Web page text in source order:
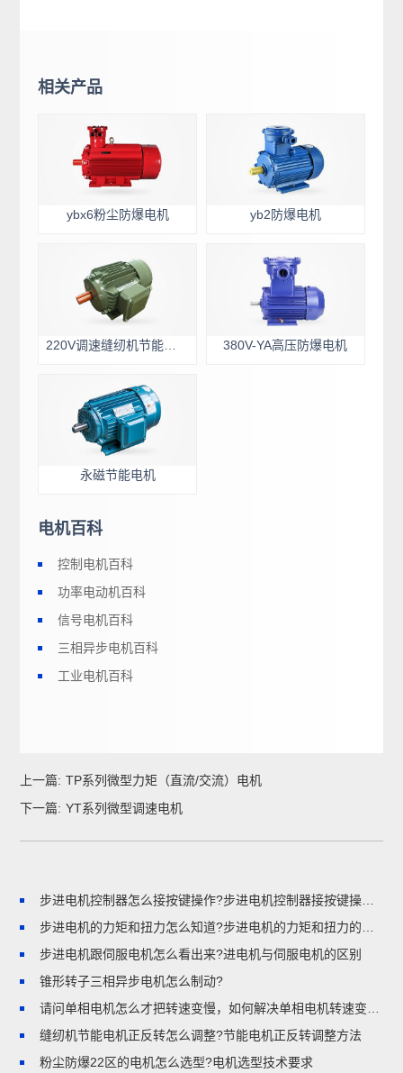
相关产品
ybx6粉尘防爆电机 yb2防爆电机
380V-YA高压防爆电机
永磁节能电机
电机百科
控制电机百科
功率电动机百科
信号电机百科
三相异步电机百科
工业电机百科
上一篇: TP系列微型力矩（直流/交流）电机
下一篇: YT系列微型调速电机
步进电机跟伺服电机怎么看出来?进电机与伺服电机的区别
锥形转子三相异步电机怎么制动?
缝纫机节能电机正反转怎么调整?节能电机正反转调整方法
粉尘防爆22区的电机怎么选型?电机选型技术要求